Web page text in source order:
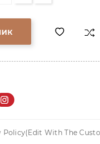
Policy(edit With The